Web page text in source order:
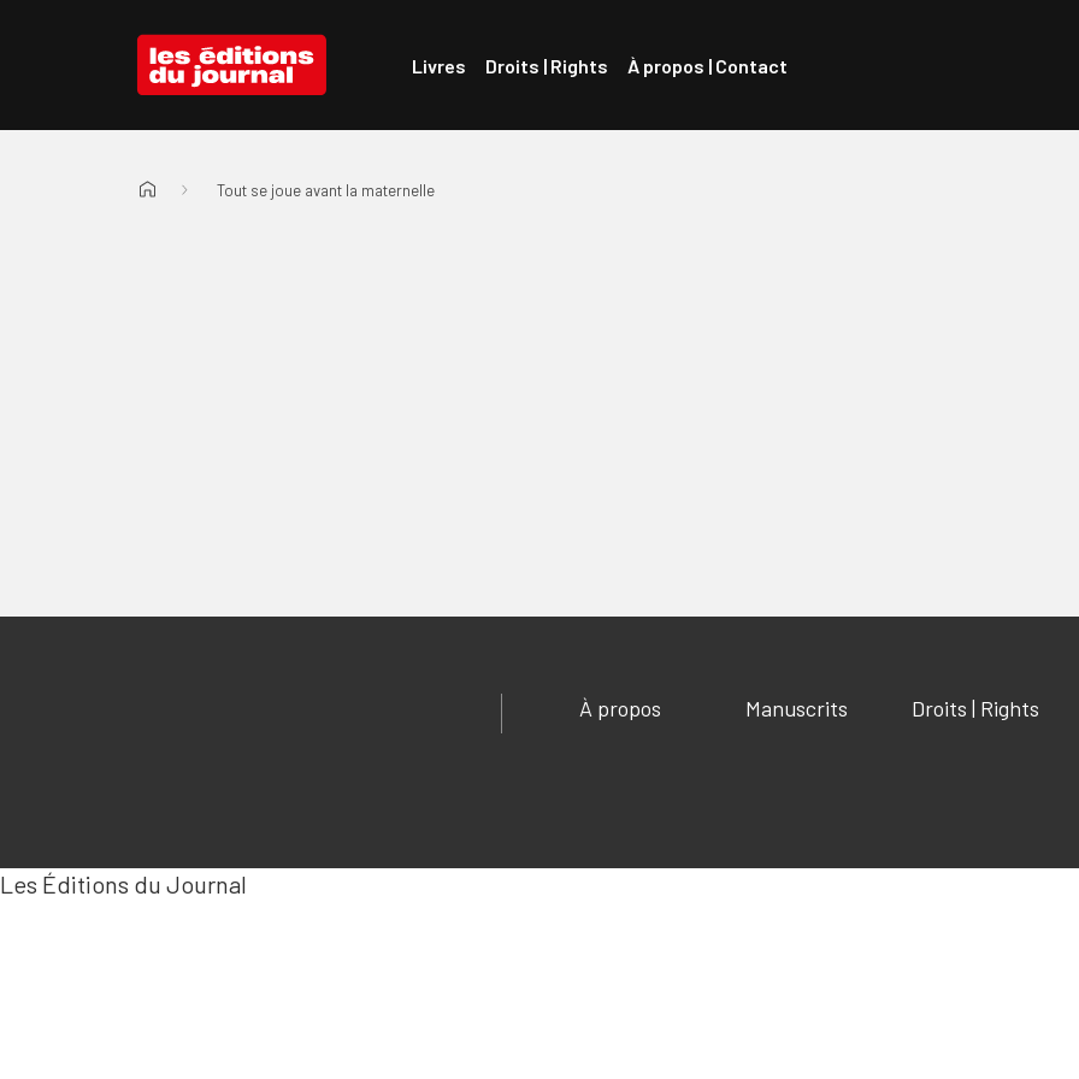
Les Éditions du Journal
Les Éditions du Journal
Livres Droits | Rights À propos | Contact
Tout se joue avant la maternelle
À propos Manuscrits Droits | Rights